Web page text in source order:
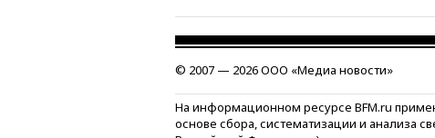
© 2007 — 2026 ООО «Медиа новости»
На информационном ресурсе BFM.ru
основе сбора, систематизации и анализа